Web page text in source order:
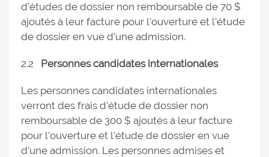
d'études de dossier non remboursable de 70 $
ajoutés à leur facture pour l’ouverture et l’étude
de dossier en vue d’une admission.
2.2 Personnes candidates internationales
Les personnes candidates internationales
verront des frais d’étude de dossier non
remboursable de 300 $ ajoutés à leur facture
pour l’ouverture et l’étude de dossier en vue
d’une admission. Les personnes admises et